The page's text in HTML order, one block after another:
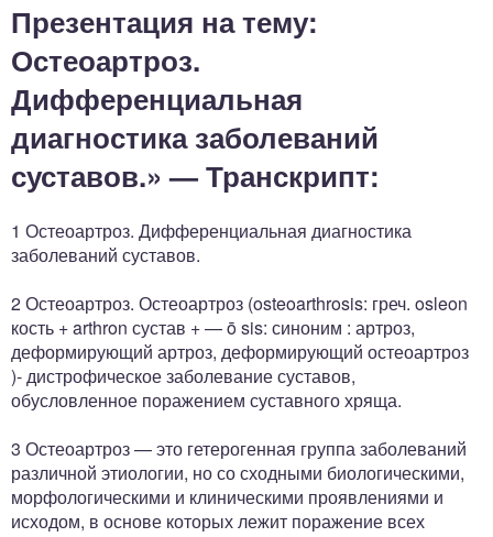
Презентация на тему:
Остеоартроз.
Дифференциальная
диагностика заболеваний
суставов.» — Транскрипт:
1 Остеоартроз. Дифференциальная диагностика
заболеваний суставов.
2 Остеоартроз. Остеоартроз (osteoarthrosis: греч. osleon
кость + arthron сустав + — ō sis: синоним : артроз,
деформирующий артроз, деформирующий остеоартроз
)- дистрофическое заболевание суставов,
обусловленное поражением суставного хряща.
3 Остеоартроз — это гетерогенная группа заболеваний
различной этиологии, но со сходными биологическими,
морфологическими и клиническими проявлениями и
исходом, в основе которых лежит поражение всех